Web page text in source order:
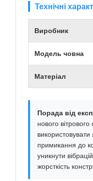
Технічні
Виробник
Модель човна
Матеріал
Порада від
нового
використовувати
примикання до
уникнути
жорсткість